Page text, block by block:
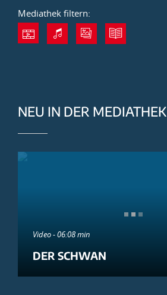
Mediathek filtern:
NEU IN DER MEDIATHEK
Video - 06:08 min
DER SCHWAN